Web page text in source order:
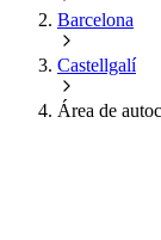
Barcelona
Castellgalí
Área de